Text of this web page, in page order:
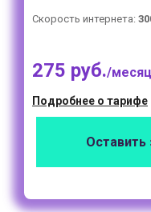
Скорость интернета:
275 руб./месяц
Подробнее о тарифе
Оставить